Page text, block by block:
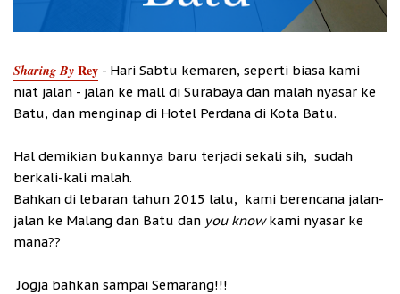
Sharing ByRey - Hari Sabtu kemaren, seperti biasa kami
niat jalan - jalan ke mall di Surabaya dan malah nyasar ke
Batu, dan menginap di Hotel Perdana di Kota Batu.
Hal demikian bukannya baru terjadi sekali sih, sudah
berkali-kali malah.
Bahkan di lebaran tahun 2015 lalu, kami berencana jalan-
jalan ke Malang dan Batu dan you knowkami nyasar ke
mana??
Jogja bahkan sampai Semarang!!!